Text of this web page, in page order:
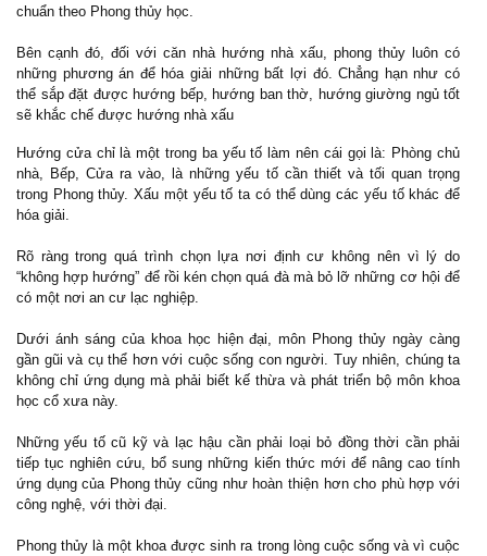
chuẩn theo Phong thủy học.
Bên cạnh đó, đối với căn nhà hướng nhà xấu, phong thủy luôn có
những phương án để hóa giải những bất lợi đó. Chẳng hạn như có
thể sắp đặt được hướng bếp, hướng ban thờ, hướng giường ngủ tốt
sẽ khắc chế được hướng nhà xấu
Hướng cửa chỉ là một trong ba yếu tố làm nên cái gọi là: Phòng chủ
nhà, Bếp, Cửa ra vào, là những yếu tố cần thiết và tối quan trọng
trong Phong thủy. Xấu một yếu tố ta có thể dùng các yếu tố khác để
hóa giải.
Rõ ràng trong quá trình chọn lựa nơi định cư không nên vì lý do
“không hợp hướng” để rồi kén chọn quá đà mà bỏ lỡ những cơ hội để
có một nơi an cư lạc nghiệp.
Dưới ánh sáng của khoa học hiện đại, môn Phong thủy ngày càng
gần gũi và cụ thể hơn với cuộc sống con người. Tuy nhiên, chúng ta
không chỉ ứng dụng mà phải biết kế thừa và phát triển bộ môn khoa
học cổ xưa này.
Những yếu tố cũ kỹ và lạc hậu cần phải loại bỏ đồng thời cần phải
tiếp tục nghiên cứu, bổ sung những kiến thức mới để nâng cao tính
ứng dụng của Phong thủy cũng như hoàn thiện hơn cho phù hợp với
công nghệ, với thời đại.
Phong thủy là một khoa được sinh ra trong lòng cuộc sống và vì cuộc